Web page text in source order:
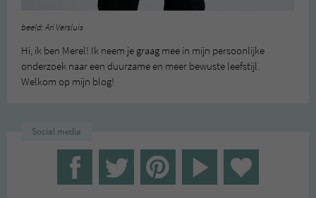
beeld: Ari Versluis
Hi, ik ben Merel! Ik neem je graag mee in mijn persoonlijke
onderzoek naar een duurzame en meer bewuste leefstijl.
Welkom op mijn blog!
Social media